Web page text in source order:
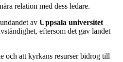
relation med dess ledare.
av Uppsala universitet
eftersom det gav landet
och att kyrkans resurser bidrog till